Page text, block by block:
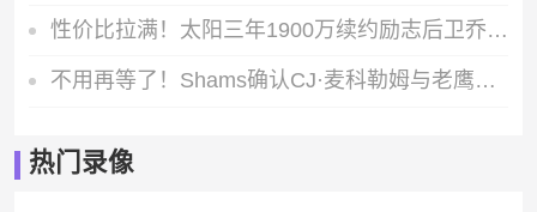
性价比拉满！太阳三年1900万续约励志后卫乔丹·古德温
不用再等了！Shams确认CJ·麦科勒姆与老鹰完成2100万一年续约
热门录像